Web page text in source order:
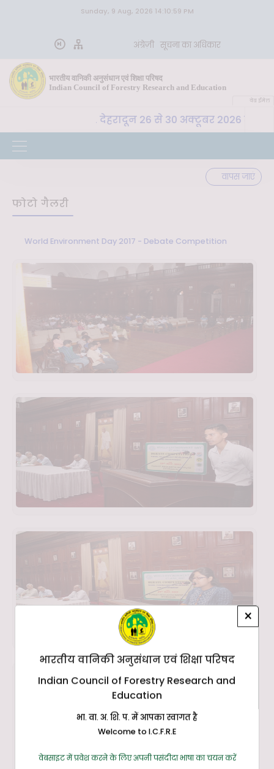
Sunday, 9 Aug, 2026 14:10:59 PM
अंग्रेज़ी सूचना का अधिकार
भारतीय वानिकी अनुसंधान एवं शिक्षा परिषद
Indian Council of Forestry Research and Education
वेब ईमेल
भा. वा. अ. शि. प. , देहरादून 26 से 30 अक्टूबर 2026 तक
वापस जाएं
फोटो गैलरी
World Environment Day 2017 - Debate Competition
×
भारतीय वानिकी अनुसंधान एवं शिक्षा परिषद
Indian Council of Forestry Research and
Education
भा. वा. अ. शि. प. में आपका स्वागत है
Welcome to I.C.F.R.E
वेबसाइट में प्रवेश करने के लिए अपनी पसंदीदा भाषा का चयन करें